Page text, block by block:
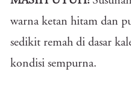
warna ketan hitam dan
sedikit remah di dasar
kondisi sempurna.